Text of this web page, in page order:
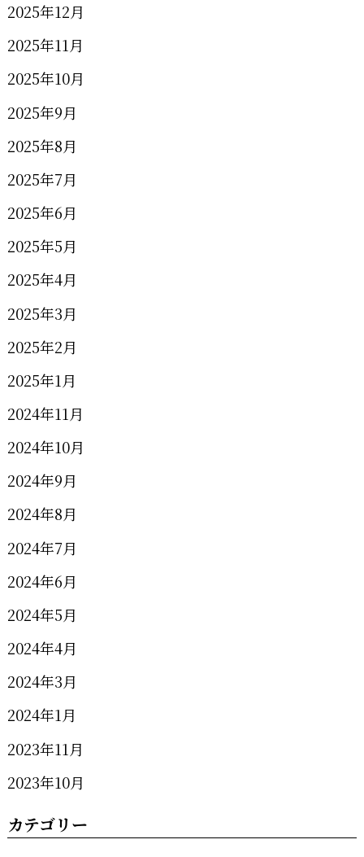
2025年12月
2025年11月
2025年10月
2025年9月
2025年8月
2025年7月
2025年6月
2025年5月
2025年4月
2025年3月
2025年2月
2025年1月
2024年11月
2024年10月
2024年9月
2024年8月
2024年7月
2024年6月
2024年5月
2024年4月
2024年3月
2024年1月
2023年11月
2023年10月
カテゴリー